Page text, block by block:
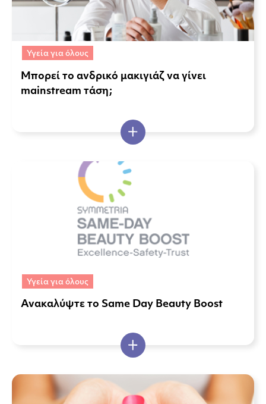
Υγεία για όλους
Μπορεί το ανδρικό μακιγιάζ να γίνει
mainstream τάση;
Υγεία για όλους
Ανακαλύψτε το Same Day Beauty Boost